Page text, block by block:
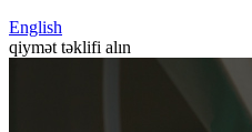
English
qiymət təklifi alın